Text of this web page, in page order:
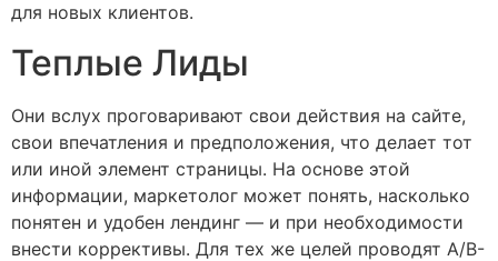
для новых клиентов.
Теплые Лиды
Они вслух проговаривают свои действия на сайте,
свои впечатления и предположения, что делает тот
или иной элемент страницы. На основе этой
информации, маркетолог может понять, насколько
понятен и удобен лендинг — и при необходимости
внести коррективы. Для тех же целей проводят A/B-